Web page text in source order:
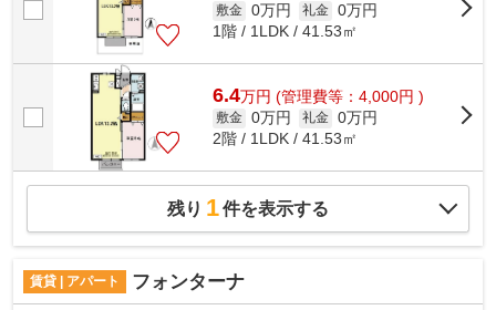
敷金 0万円 礼金 0万円
1階 / 1LDK / 41.53㎡
6.4万円 (管理費等：4,000円 )
敷金 0万円 礼金 0万円
2階 / 1LDK / 41.53㎡
残り 1件を表示する
賃貸 | アパート フォンターナ